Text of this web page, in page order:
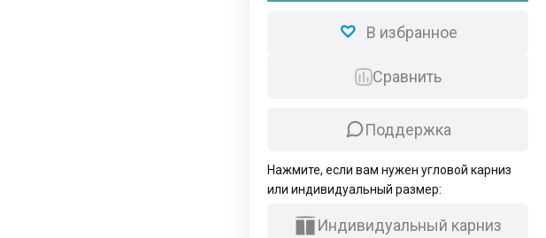
В избранное
Сравнить
Поддержка
Нажмите, если вам нужен угловой карниз
или индивидуальный размер:
Индивидуальный карниз